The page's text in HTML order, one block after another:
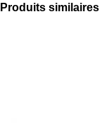
Produits similaires